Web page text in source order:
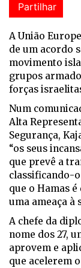
Partilhar
A União
de um acordo
movimento
grupos
forças
Num
Alta
Segurança,
“os seus
que prevê a
classificando-
que o Hamas
uma ameaça à
A chefe da
nome dos 27,
aprovem e
que acelerem